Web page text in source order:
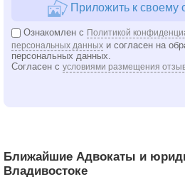
Приложить к своему
Ознакомлен с Политикой
персональных данных и согласен на
персональных данных.
Согласен с условиями размещения
Ближайшие Адвокаты и
Владивостоке